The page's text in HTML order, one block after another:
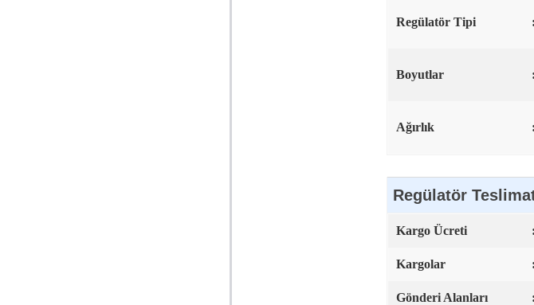
Regülatör Tipi :
Boyutlar :
Ağırlık :
Regülatör
Kargo Ücreti :
Kargolar :
Gönderi Alanları :